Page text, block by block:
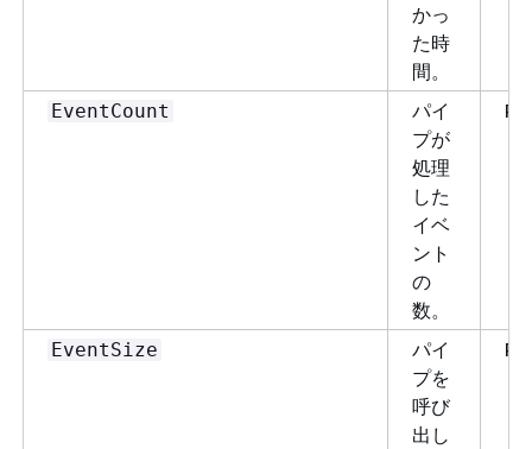
かっ
た時
間。
EventCount
パイ
プが
処理
した
イベ
ント
の
数。
EventSize
パイ
プを
呼び
出し